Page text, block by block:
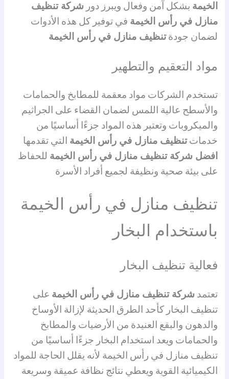
الخيمة بشكل آمن وفعال ويبرز دور شركة تنظيف
منازل في رأس الخيمة في توفير كل هذه الأدوات
لضمان جودةتنظيف منازل في رأس الخيمة
مواد التعقيم والتطهير
تستخدم الشركات مواد معقمة للمطابخ والحمامات
والأسطح عالية اللمس لضمان القضاء على الجراثيم
والميكروبات وتعتبر هذه المواد جزءًا أساسيًا من
خدماتتنظيف منازل في رأس الخيمة التي تقدمها
افضل شركة تنظيف منازل في رأس الخيمة للحفاظ
على بيئة صحية ونظيفة لجميع أفراد الأسرة
تنظيف منازل في رأس الخيمة
باستخدام البخار
فعالية تنظيف البخار
تعتمد شركة تنظيف منازل في رأس الخيمة على
تنظيف البخار كأحد الطرق الحديثة لإزالة الأوساخ
والدهون والبقع العنيدة من الأرضيات والمطابخ
والحمامات ويعد استخدام البخار جزءًا أساسيًا من
تنظيف منازل في رأس الخيمة لأنه يقلل الحاجة للمواد
الكيميائية القوية ويعطي نتائج نظافة عميقة وسريعة